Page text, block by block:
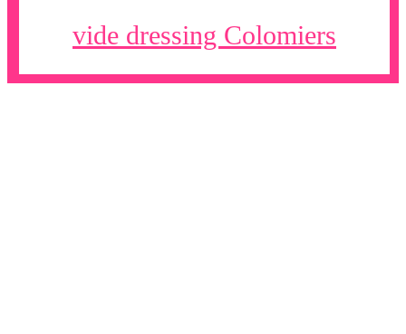
vide dressing Colomiers